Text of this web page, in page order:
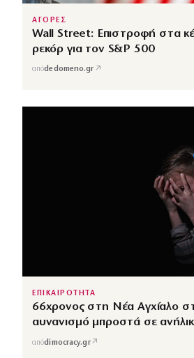
ΑΓΟΡΕΣ
Wall Street: Επιστροφή στα
ρεκόρ για τον S&P 500
απόdedomeno.gr ↗
ΕΠΙΚΑΙΡΟΤΗΤΑ
66χρονος στη Νέα Αγχίαλο
αυνανισμό μπροστά σε
απόdimocracy.gr↗